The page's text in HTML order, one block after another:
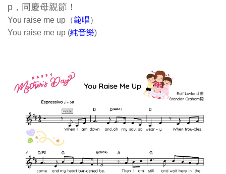
p，同慶母親節 ！
You raise me up（範唱）
You raise me up (純音樂)